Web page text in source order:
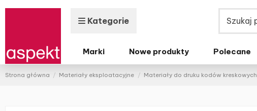
Kategorie
Marki Nowe produkty Polecane
Strona główna Materiały eksploatacyjne Materiały do druku kodów kreskowych